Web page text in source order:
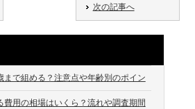
次の記事へ
まで組める？注意点や年齢別のポイン
費用の相場はいくら？流れや調査期間